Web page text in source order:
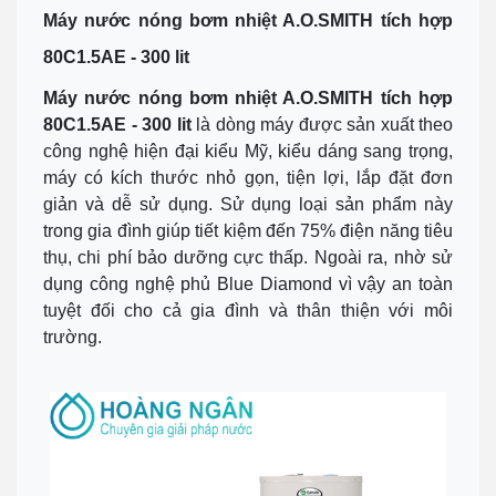
Máy nước nóng bơm nhiệt A.O.SMITH tích hợp
80C1.5AE - 300 lit
Máy nước nóng bơm nhiệt A.O.SMITH tích hợp
80C1.5AE - 300 litlà dòng máy được sản xuất theo
công nghệ hiện đại kiểu Mỹ, kiểu dáng sang trọng,
máy có kích thước nhỏ gọn, tiện lợi, lắp đặt đơn
giản và dễ sử dụng. Sử dụng loại sản phẩm này
trong gia đình giúp tiết kiệm đến 75% điện năng tiêu
thụ, chi phí bảo dưỡng cực thấp. Ngoài ra, nhờ sử
dụng công nghệ phủ Blue Diamond vì vậy an toàn
tuyệt đối cho cả gia đình và thân thiện với môi
trường.